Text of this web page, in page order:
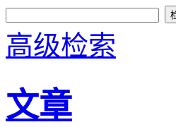
高级检索
文章